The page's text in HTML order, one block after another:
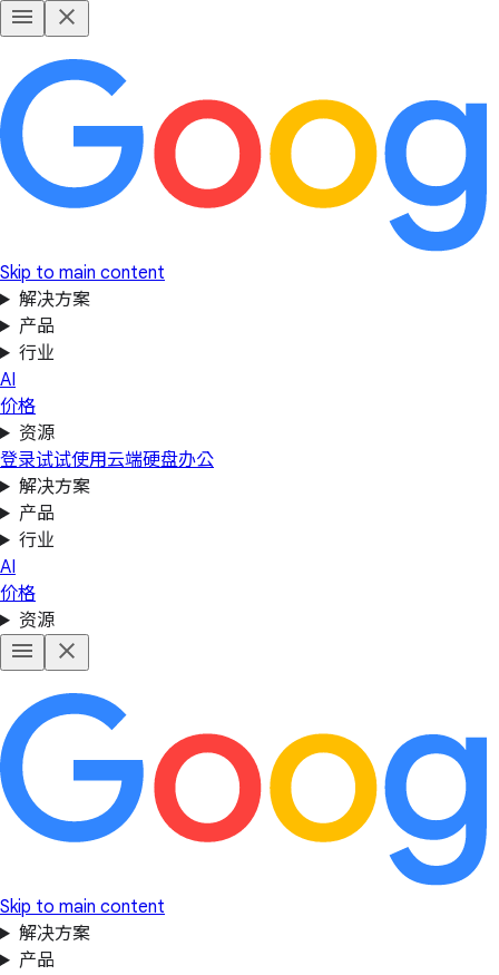
Skip to main content
解决方案
产品
行业
AI
价格
资源
登录试试使用云端硬盘办公
解决方案
产品
行业
AI
价格
资源
Skip to main content
解决方案
产品